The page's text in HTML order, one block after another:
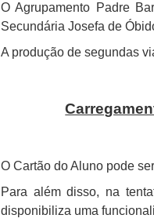
O Agrupamento Padre
Secundária Josefa de
A produção de segundas
O Cartão do Aluno pode
Para além disso, na
disponibiliza uma